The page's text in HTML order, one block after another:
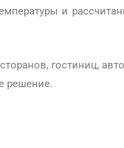
и
гостиниц,
решение.